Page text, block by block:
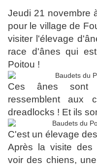
Jeudi 21 novembre
pour le village de
visiter l'élevage
race d'ânes qui
Poitou !
Ces ânes sont
ressemblent aux
dreadlocks ! Et ils
C'est un élevage
Après la visite des
voir des chiens,